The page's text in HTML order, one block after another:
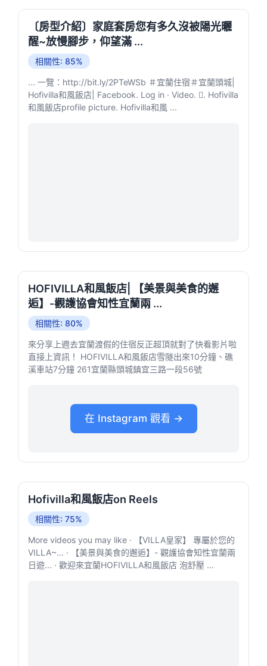
〔房型介紹〕家庭套房您有多久沒被陽光曬
醒~放慢腳步，仰望滿 ...
相關性: 85%
... 一覽：http://bit.ly/2PTeWSb ＃宜蘭住宿＃宜蘭頭城|
Hofivilla和風飯店| Facebook. Log in · Video. 󱡘. Hofivilla
和風飯店profile picture. Hofivilla和風 ...
HOFIVILLA和風飯店| 【美景與美食的邂
逅】-觀護協會知性宜蘭兩 ...
相關性: 80%
來分享上週去宜蘭渡假的住宿反正超頂就對了快看影片啦
直接上資訊！ HOFIVILLA和風飯店雪隧出來10分鐘、礁
溪車站7分鐘 261宜蘭縣頭城鎮宜三路一段56號
在 Instagram 觀看 →
Hofivilla和風飯店on Reels
相關性: 75%
More videos you may like · 【VILLA皇家】 專屬於您的
VILLA~... · 【美景與美食的邂逅】- 觀護協會知性宜蘭兩
日遊... · 歡迎來宜蘭HOFIVILLA和風飯店 泡舒壓 ...